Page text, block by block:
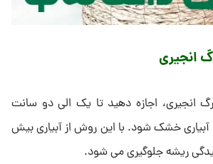
انجیری
انجیری، اجازه دهید تا یک الی دو سانت
آبیاری‌ خشک شود. با این روش از آبیاری بیش
ریشه جلوگیری می شود.